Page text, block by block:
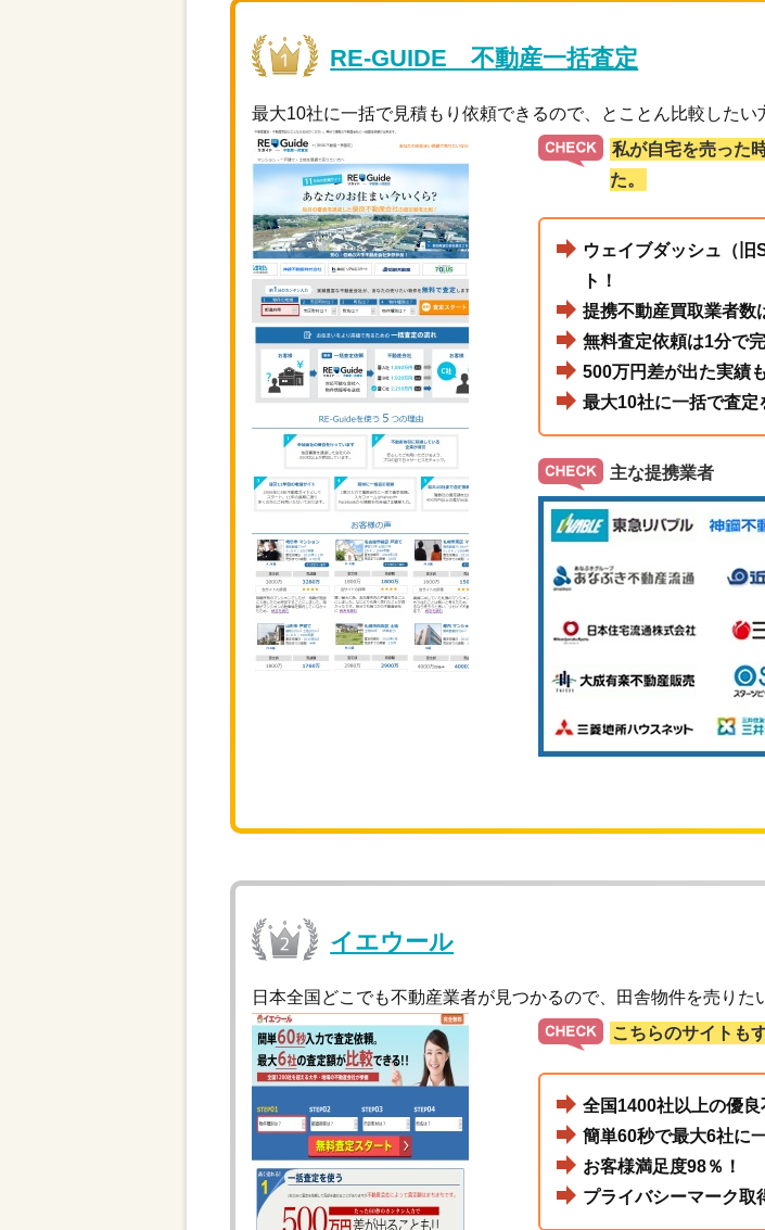
RE-GUIDE 不動産一括査定
最大10社に一括で見積もり依頼できるので、とことん比較したい
私が自宅を売った
た。
ウェイブダッシュ（旧
ト！
提携不動産買取業者数
無料査定依頼は1分で
500万円差が出た実績
最大10社に一括で査定
主な提携業者
イエウール
日本全国どこでも不動産業者が見つかるので、田舎物件を売りた
こちらのサイトも
全国1400社以上の優良
簡単60秒で最大6社に
お客様満足度98％！
プライバシーマーク取